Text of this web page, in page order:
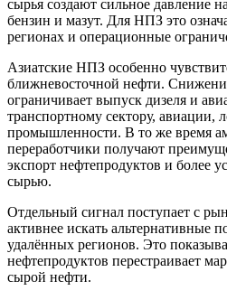
сырья создают сильное давление
бензин и мазут. Для НПЗ это
регионах и операционные
Азиатские НПЗ особенно
ближневосточной нефти.
ограничивает выпуск дизеля и
транспортному сектору, авиации,
промышленности. В то же время
переработчики получают
экспорт нефтепродуктов и более
сырью.
Отдельный сигнал поступает с
активнее искать альтернативные
удалённых регионов. Это
нефтепродуктов перестраивает
сырой нефти.